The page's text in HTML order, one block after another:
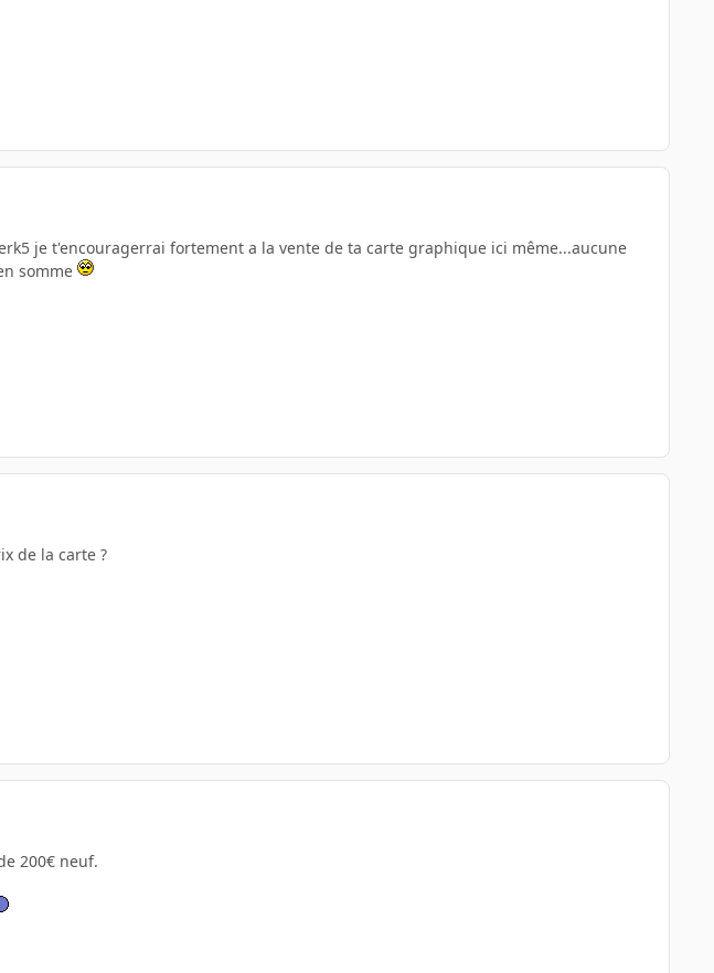
je t'encouragerrai fortement a la vente de ta carte graphique ici même...aucune
somme
de la carte ?
200€ neuf.